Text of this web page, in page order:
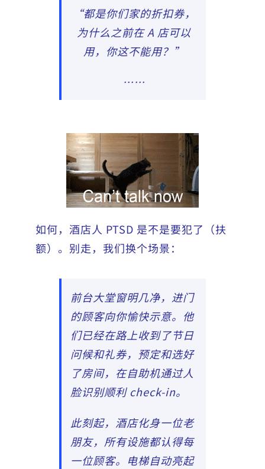
“都是你们家的折扣券，
为什么之前在 A 店可以
用，你这不能用？”
……
如何，酒店人 PTSD 是不是要犯了（扶
额）。别走，我们换个场景：
前台大堂窗明几净，进门
的顾客向你愉快示意。他
们已经在路上收到了节日
问候和礼券，预定和选好
了房间，在自助机通过人
脸识别顺利 check-in。
此刻起，酒店化身一位老
朋友，所有设施都认得每
一位顾客。电梯自动亮起